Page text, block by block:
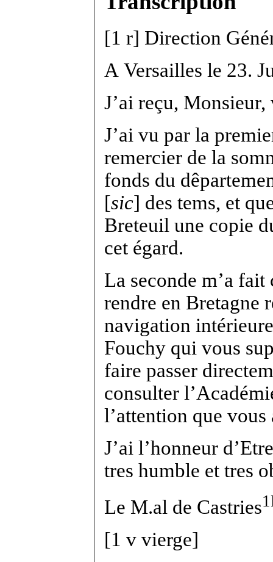
[1 r] Direction
A Versailles le 23.
J’ai reçu,
J’ai vu par la
remercier de la
fonds du
[sic] des tems, et
Breteuil une copie
cet égard.
La seconde m’a
rendre en Bretagne
navigation
Fouchy qui vous
faire passer
consulter
l’attention que vous
J’ai l’honneur
tres humble et tres
Le M.al de Castries1
[1 v vierge]